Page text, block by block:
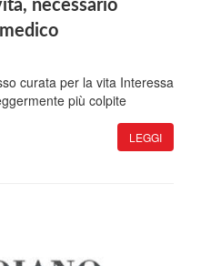
necessario
curata per la vita Interessa
più colpite
LEGGI